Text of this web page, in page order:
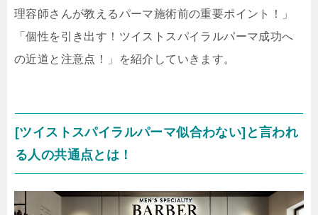
理容師さんが教えるパーマ施術前の重要ポイント！」
「個性を引き出す！ツイストスパイラルパーマ成功へ
の近道と注意点！」を紹介していきます。
[ツイストスパイラルパーマ似合わない]と言われ
る人の共通点とは！